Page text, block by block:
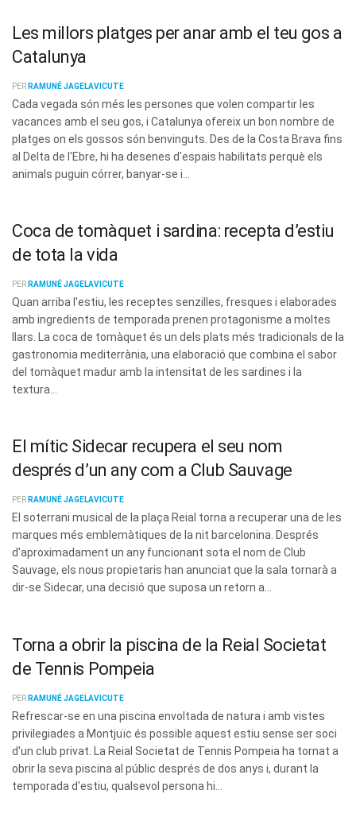
Les millors platges per anar amb el teu gos a
Catalunya
PER RAMUNÉ JAGELAVICUTE
Cada vegada són més les persones que volen compartir les
vacances amb el seu gos, i Catalunya ofereix un bon nombre de
platges on els gossos són benvinguts. Des de la Costa Brava fins
al Delta de l'Ebre, hi ha desenes d'espais habilitats perquè els
animals puguin córrer, banyar-se i...
Coca de tomàquet i sardina: recepta d’estiu
de tota la vida
PER RAMUNÉ JAGELAVICUTE
Quan arriba l'estiu, les receptes senzilles, fresques i elaborades
amb ingredients de temporada prenen protagonisme a moltes
llars. La coca de tomàquet és un dels plats més tradicionals de la
gastronomia mediterrània, una elaboració que combina el sabor
del tomàquet madur amb la intensitat de les sardines i la
textura...
El mític Sidecar recupera el seu nom
després d’un any com a Club Sauvage
PER RAMUNÉ JAGELAVICUTE
El soterrani musical de la plaça Reial torna a recuperar una de les
marques més emblemàtiques de la nit barcelonina. Després
d'aproximadament un any funcionant sota el nom de Club
Sauvage, els nous propietaris han anunciat que la sala tornarà a
dir-se Sidecar, una decisió que suposa un retorn a...
Torna a obrir la piscina de la Reial Societat
de Tennis Pompeia
PER RAMUNÉ JAGELAVICUTE
Refrescar-se en una piscina envoltada de natura i amb vistes
privilegiades a Montjuïc és possible aquest estiu sense ser soci
d'un club privat. La Reial Societat de Tennis Pompeia ha tornat a
obrir la seva piscina al públic després de dos anys i, durant la
temporada d'estiu, qualsevol persona hi...